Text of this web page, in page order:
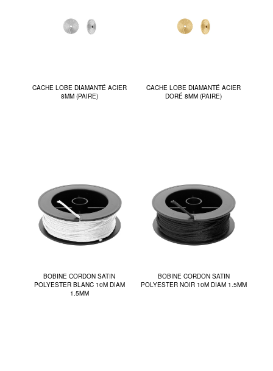
CACHE LOBE DIAMANTÉ ACIER
8MM (PAIRE)
CACHE LOBE DIAMANTÉ ACIER
DORÉ 8MM (PAIRE)
BOBINE CORDON SATIN
POLYESTER BLANC 10M DIAM
1.5MM
BOBINE CORDON SATIN
POLYESTER NOIR 10M DIAM 1.5MM